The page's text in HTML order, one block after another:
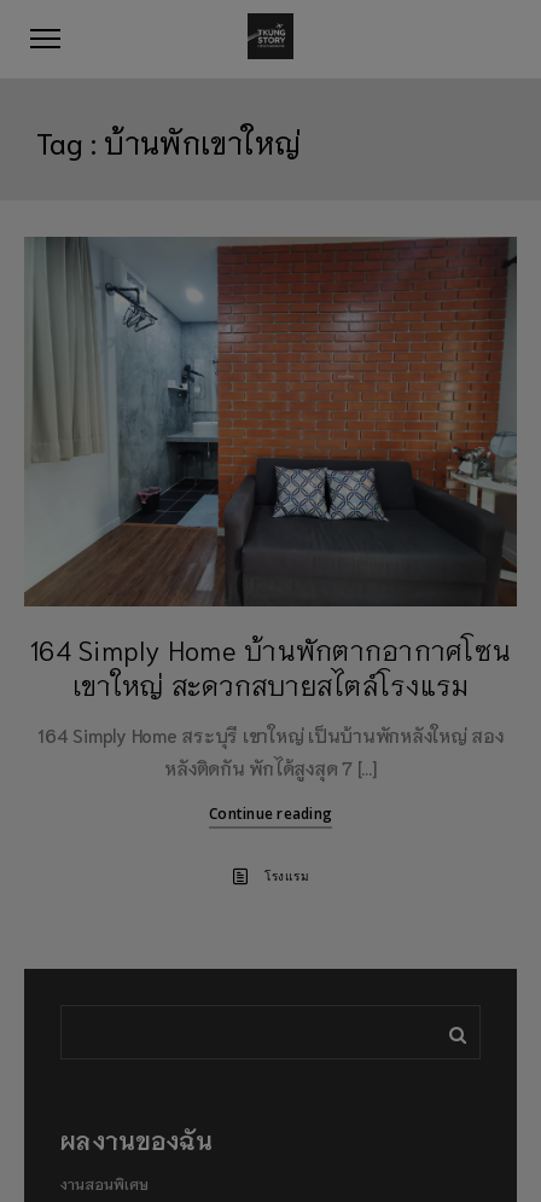
Tag : บ้านพักเขาใหญ่
164 Simply Home บ้านพักตากอากาศโซน
เขาใหญ่ สะดวกสบายสไตล์โรงแรม
164 Simply Home สระบุรี เขาใหญ่ เป็นบ้านพักหลังใหญ่ สอง
หลังติดกัน พักได้สูงสุด 7 […]
Continue reading
โรงแรม
ผลงานของฉัน
งานสอนพิเศษ